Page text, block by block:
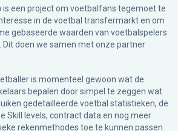
is een project om voetbalfans tegemoet te
in de voetbal transfermarkt en om
gebaseerde waarden van voetbalspelers
Dit doen we samen met onze partner
is momenteel gewoon wat de
bepalen door simpel te zeggen wat
gedetailleerde voetbal statistieken, de
Skill levels, contract data en nog meer
rekenmethodes toe te kunnen passen.